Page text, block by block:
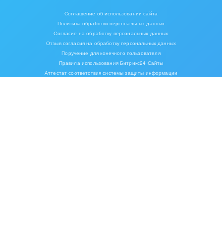
Соглашение об использовании сайта
Политика обработки персональных данных
Согласие на обработку персональных данных
Отзыв согласия на обработку персональных данных
Поручение для конечного пользователя
Правила использования Битрикс24 Сайты
Аттестат соответствия системы защиты информации